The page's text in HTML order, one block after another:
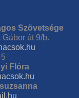
Szövetsége
út 9/b.
Flóra